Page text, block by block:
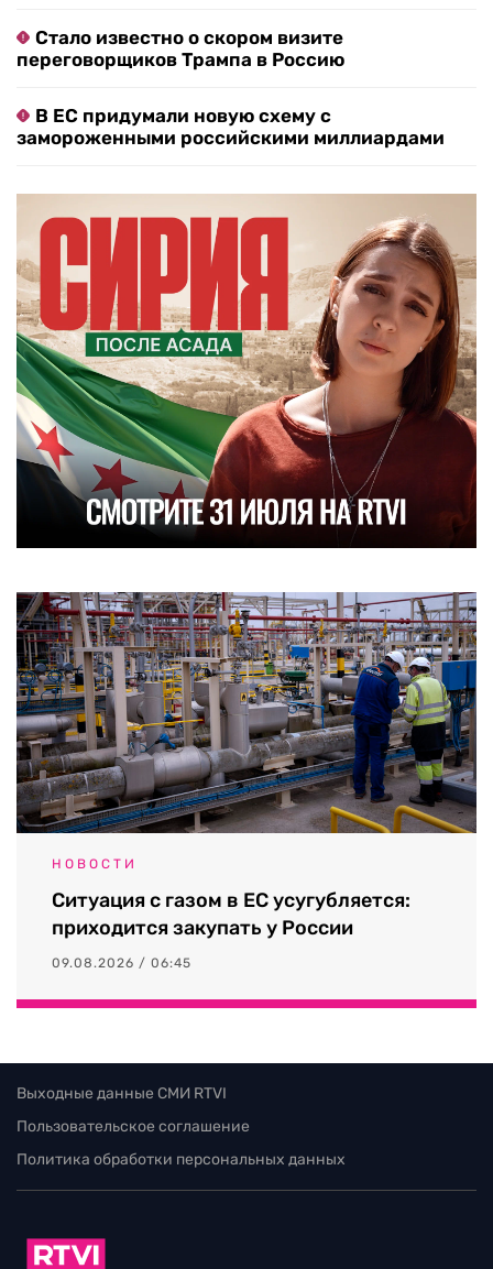
Стало известно о скором визите
переговорщиков Трампа в Россию
В ЕС придумали новую схему с
замороженными российскими миллиардами
НОВОСТИ
Ситуация с газом в ЕС усугубляется:
приходится закупать у России
09.08.2026 / 06:45
Выходные данные СМИ RTVI
Пользовательское соглашение
Политика обработки персональных данных